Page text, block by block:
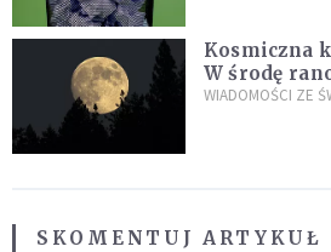
Kosmiczna
W środę
powierzchni
WIADOMOŚCI ZE
SKOMENTUJ ARTYKUŁ